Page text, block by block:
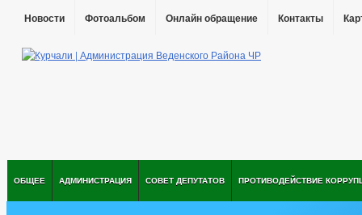
Новости Фотоальбом Онлайн обращение Контакты
ОБЩЕЕ АДМИНИСТРАЦИЯ СОВЕТ ДЕПУТАТОВ ПРОТИВОДЕЙСТВИЕ